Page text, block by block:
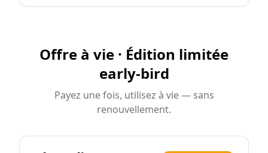
Offre à vie · Édition limitée
early-bird
Payez une fois, utilisez à vie — sans
renouvellement.